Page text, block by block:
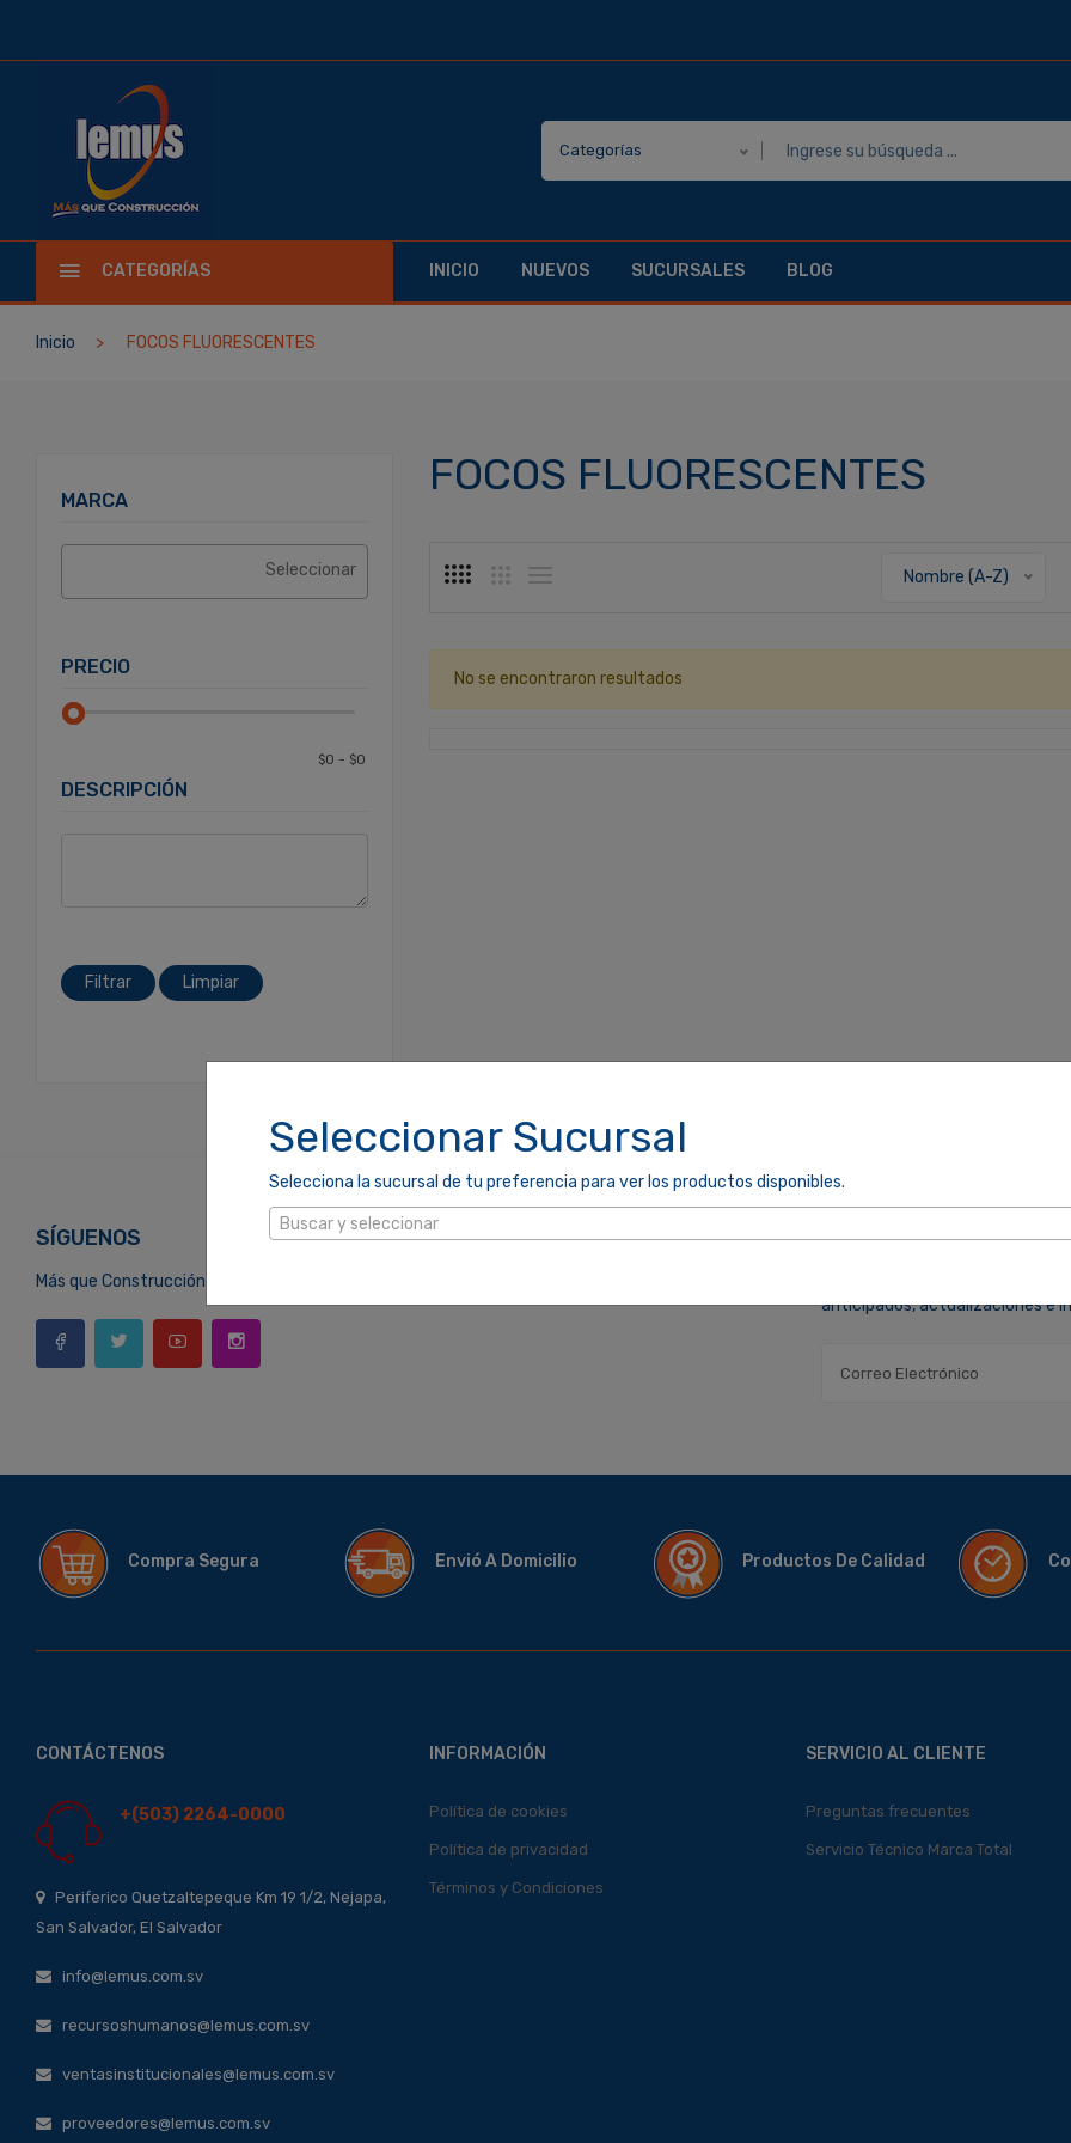
Seleccionar Sucursal
Selecciona la sucursal de tu preferencia para ver los productos disponibles.
Buscar y seleccionar
Categorías
CATEGORÍAS INICIO NUEVOS SUCURSALES BLOG
Inicio FOCOS FLUORESCENTES
MARCA
PRECIO
DESCRIPCIÓN
Filtrar Limpiar
FOCOS FLUORESCENTES
Nombre (A-Z)
No se encontraron resultados
SÍGUENOS
Más que Construcción
MANTENTE INFORMADO
anticipados, actualizaciones e
Compra Segura Envió A Domicilio Productos De Calidad
CONTÁCTENOS
+(503) 2264-0000
Periferico Quetzaltepeque Km 19 1/2, Nejapa,
San Salvador, El Salvador
info@lemus.com.sv
recursoshumanos@lemus.com.sv
ventasinstitucionales@lemus.com.sv
proveedores@lemus.com.sv
INFORMACIÓN
Política de cookies
Política de privacidad
Términos y Condiciones
SERVICIO AL CLIENTE
Preguntas frecuentes
Servicio Técnico Marca Total